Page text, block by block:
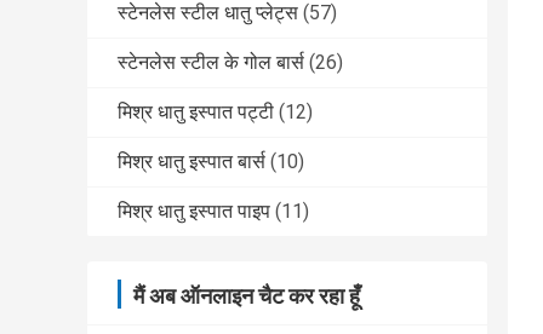
स्टेनलेस स्टील धातु प्लेट्स (57)
स्टेनलेस स्टील के गोल बार्स (26)
मिश्र धातु इस्पात पट्टी (12)
मिश्र धातु इस्पात बार्स (10)
मिश्र धातु इस्पात पाइप (11)
मैं अब ऑनलाइन चैट कर रहा हूँ